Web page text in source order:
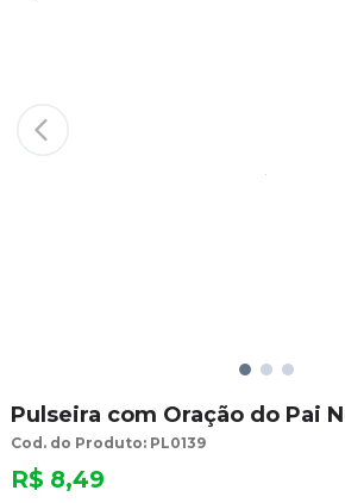
Pulseira com Oração do Pai
Cod. do Produto: PL0139
R$ 8,49